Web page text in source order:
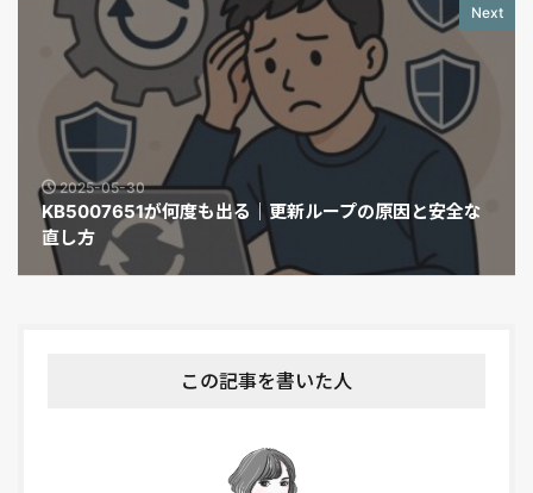
Next
2025-05-30
KB5007651が何度も出る｜更新ループの原因と安全な
直し方
この記事を書いた人